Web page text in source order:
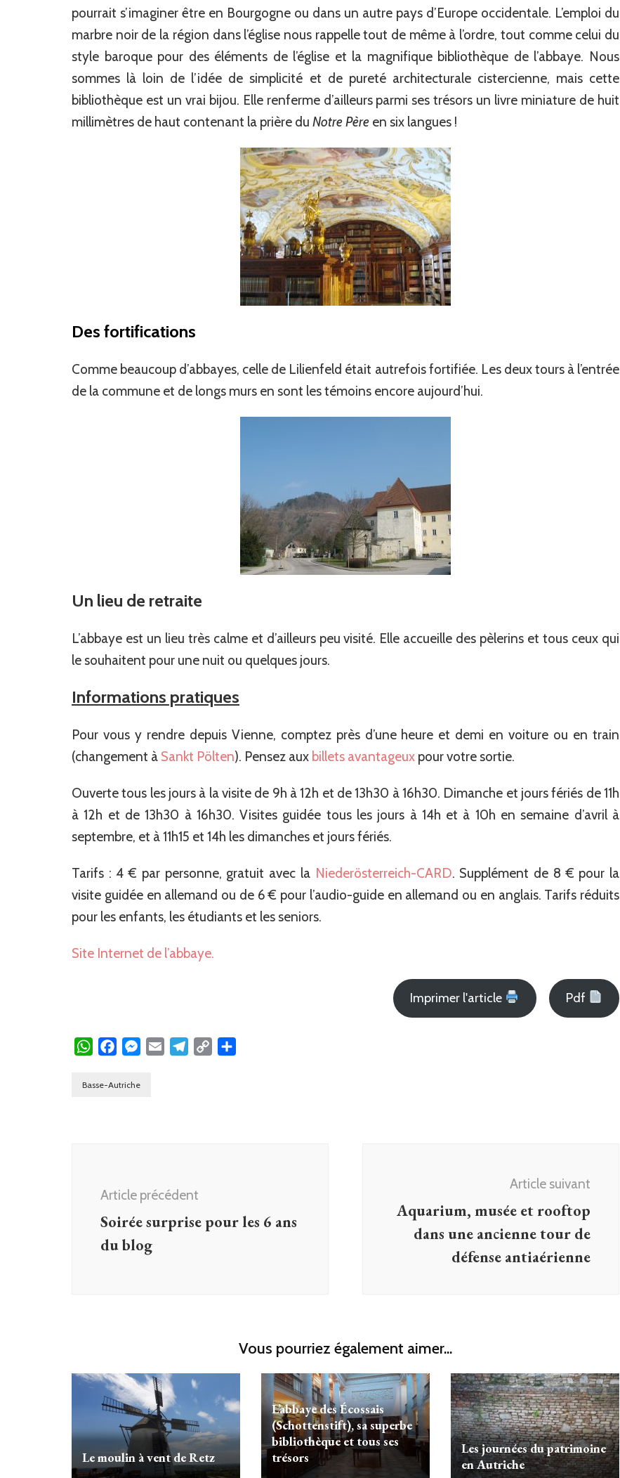
pourrait s’imaginer être en Bourgogne ou dans un autre pays d’Europe occidentale. L’emploi du
marbre noir de la région dans l’église nous rappelle tout de même à l’ordre, tout comme celui du
style baroque pour des éléments de l’église et la magnifique bibliothèque de l’abbaye. Nous
sommes là loin de l’idée de simplicité et de pureté architecturale cistercienne, mais cette
bibliothèque est un vrai bijou. Elle renferme d’ailleurs parmi ses trésors un livre miniature de huit
millimètres de haut contenant la prière du Notre Père en six langues !
Des fortifications
Comme beaucoup d’abbayes, celle de Lilienfeld était autrefois fortifiée. Les deux tours à l’entrée
de la commune et de longs murs en sont les témoins encore aujourd’hui.
Un lieu de retraite
L’abbaye est un lieu très calme et d’ailleurs peu visité. Elle accueille des pèlerins et tous ceux qui
le souhaitent pour une nuit ou quelques jours.
Informations pratiques
Pour vous y rendre depuis Vienne, comptez près d’une heure et demi en voiture ou en train
(changement à Sankt Pölten). Pensez aux billets avantageux pour votre sortie.
Ouverte tous les jours à la visite de 9h à 12h et de 13h30 à 16h30. Dimanche et jours fériés de 11h
à 12h et de 13h30 à 16h30. Visites guidée tous les jours à 14h et à 10h en semaine d’avril à
septembre, et à 11h15 et 14h les dimanches et jours fériés.
Tarifs : 4 € par personne, gratuit avec la Niederösterreich-CARD. Supplément de 8 € pour la
visite guidée en allemand ou de 6 € pour l’audio-guide en allemand ou en anglais. Tarifs réduits
pour les enfants, les étudiants et les seniors.
Site Internet de l’abbaye.
Imprimer l'article Pdf
WhatsAppFacebookMessenger
Email Telegram
Copy
Basse-Autriche
Article précédent
Soirée surprise pour les 6 ans
du blog
Article suivant
Aquarium, musée et rooftop
dans une ancienne tour de
défense antiaérienne
Vous pourriez également aimer...
Le moulin à vent de Retz
L’abbaye des Écossais
(Schottenstift), sa superbe
bibliothèque et tous ses
trésors
Les journées du patrimoine
en Autriche